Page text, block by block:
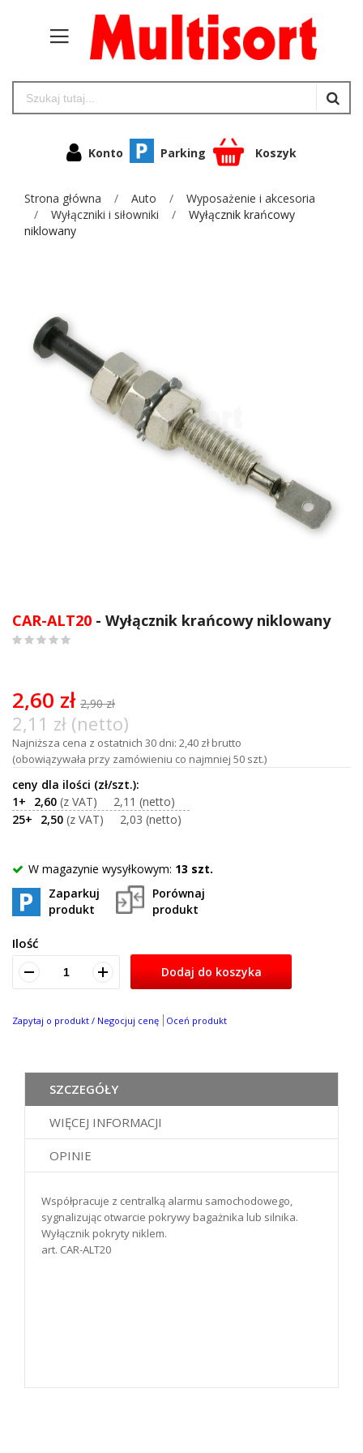
Konto Parking Koszyk
Strona główna Auto
Wyposażenie i akcesoria
Wyłączniki i siłowniki
Wyłącznik krańcowy
niklowany
na
początek
CAR-ALT20 - Wyłącznik krańcowy niklowany
2,60 zł 2,90 zł
2,11 zł (netto)
Najniższa cena z ostatnich 30 dni: 2,40 zł brutto
(obowiązywała przy zamówieniu co najmniej 50 szt.)
1+ 2,60
2,11
25+
2,50 2,03
W magazynie wysyłkowym: 13 szt.
Zaparkuj
produkt
Porównaj
produkt
Ilość
Dodaj do koszyka
Zapytaj o produkt / Negocjuj cenę Oceń produkt
SZCZEGÓŁY
WIĘCEJ INFORMACJI
OPINIE
Współpracuje z centralką alarmu samochodowego,
sygnalizując otwarcie pokrywy bagażnika lub silnika.
Wyłącznik pokryty niklem.
art. CAR-ALT20